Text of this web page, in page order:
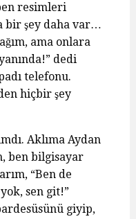
resimleri
bir şey daha var…
ama onlara
dedi
telefonu.
hiçbir şey
Aklıma Aydan
ben bilgisayar
“Ben de
sen git!”
giyip,